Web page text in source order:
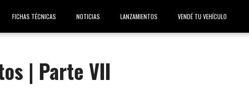
FICHAS TÉCNICAS NOTICIAS LANZAMIENTOS VENDÉ TU VEHÍCULO
| Parte VII